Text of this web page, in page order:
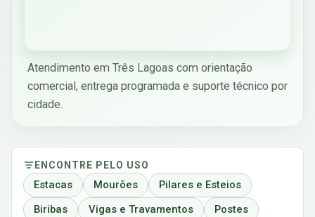
Atendimento em Três Lagoas com orientação
comercial, entrega programada e suporte técnico por
cidade.
ENCONTRE PELO USO
Estacas Mourões
Pilares e Esteios
Biribas
Vigas e Travamentos
Postes